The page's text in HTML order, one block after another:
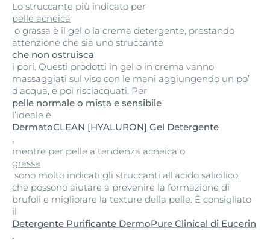
Lo struccante più indicato per
pelle acneica
o grassa è il gel o la crema detergente, prestando
attenzione che sia uno struccante
che non ostruisca
i pori. Questi prodotti in gel o in crema vanno
massaggiati sul viso con le mani aggiungendo un po’
d’acqua, e poi risciacquati. Per
pelle normale o mista e sensibile
l’ideale è
DermatoCLEAN [HYALURON] Gel Detergente
,
mentre per pelle a tendenza acneica o
grassa
sono molto indicati gli struccanti all’acido salicilico,
che possono aiutare a prevenire la formazione di
brufoli e migliorare la texture della pelle. È consigliato
il
Detergente Purificante DermoPure Clinical di Eucerin
.